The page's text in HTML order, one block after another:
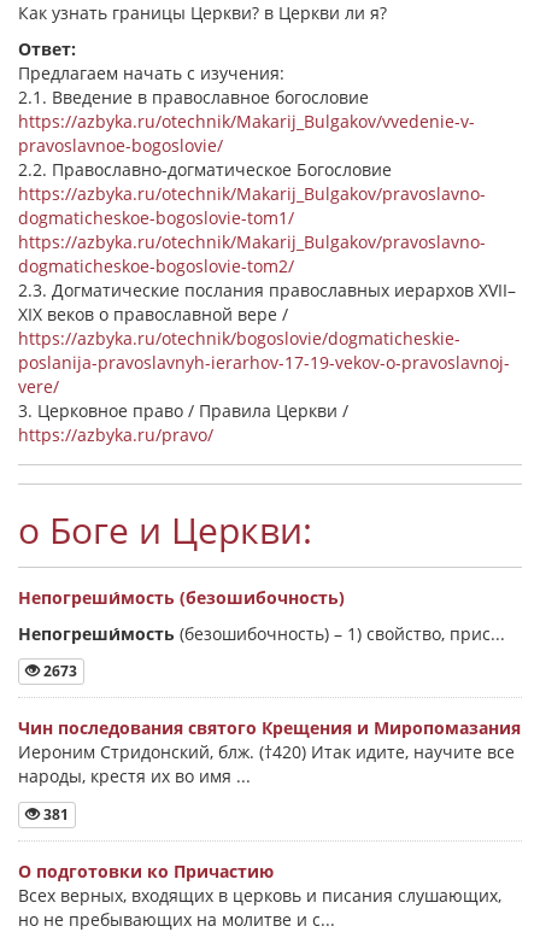
Как узнать границы Церкви? в Церкви ли я?
Ответ:
Предлагаем начать с изучения:
2.1. Введение в православное богословие
https://azbyka.ru/otechnik/Makarij_Bulgakov/vvedenie-v-
pravoslavnoe-bogoslovie/
2.2. Православно-догматическое Богословие
https://azbyka.ru/otechnik/Makarij_Bulgakov/pravoslavno-
dogmaticheskoe-bogoslovie-tom1/
https://azbyka.ru/otechnik/Makarij_Bulgakov/pravoslavno-
dogmaticheskoe-bogoslovie-tom2/
2.3. Догматические послания православных иерархов XVII–
XIX веков о православной вере /
https://azbyka.ru/otechnik/bogoslovie/dogmaticheskie-
poslanija-pravoslavnyh-ierarhov-17-19-vekov-o-pravoslavnoj-
vere/
3. Церковное право / Правила Церкви /
https://azbyka.ru/pravo/
о Боге и Церкви:
Непогреши́мость (безошибочность)
Непогреши́мость (безошибочность) – 1) свойство, прис...
2673
Чин последования святого Крещения и Миропомазания
Иероним Стридонский, блж. (†420) Итак идите, научите все
народы, крестя их во имя ...
381
О подготовки ко Причастию
Всех верных, входящих в церковь и писания слушающих,
но не пребывающих на молитве и с...